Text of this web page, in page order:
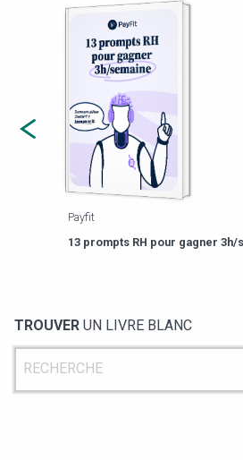
Payfit
13 prompts RH pour gagner 3h/
TROUVER UN LIVRE BLANC